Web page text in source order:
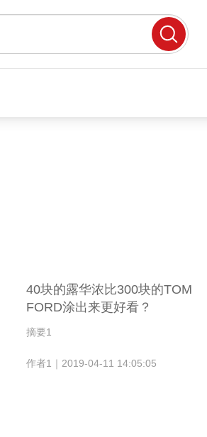
40块的露华浓比300块的TOM
FORD涂出来更好看？
摘要1
作者1｜2019-04-11 14:05:05